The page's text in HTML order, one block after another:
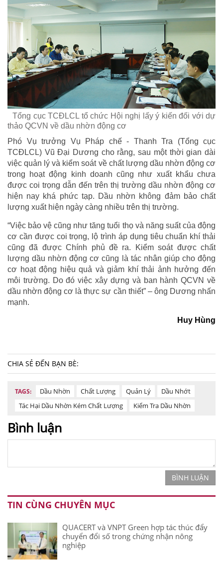
Tổng cục TCĐLCL tổ chức Hội nghị lấy ý kiến đối với dự
thảo QCVN về dầu nhờn động cơ
Phó Vụ trưởng Vụ Pháp chế - Thanh Tra (Tổng cục
TCĐLCL) Vũ Đại Dương cho rằng, sau một thời gian dài
việc quản lý và kiểm soát về chất lượng dầu nhờn động cơ
trong hoạt động kinh doanh cũng như xuất khẩu chưa
được coi trọng dẫn đến trên thị trường dầu nhờn động cơ
hiện nay khá phức tạp. Dầu nhờn không đảm bảo chất
lượng xuất hiện ngày càng nhiều trên thị trường.
“Việc bảo vệ cũng như tăng tuổi thọ và năng suất của động
cơ cần được coi trọng, lộ trình áp dụng tiêu chuẩn khí thải
cũng đã được Chính phủ đề ra. Kiểm soát được chất
lượng dầu nhờn động cơ cũng là tác nhân giúp cho động
cơ hoạt động hiệu quả và giảm khí thải ảnh hưởng đến
môi trường. Do đó việc xây dựng và ban hành QCVN về
dầu nhờn động cơ là thực sự cần thiết” – ông Dương nhấn
mạnh.
Huy Hùng
CHIA SẺ ĐẾN BẠN BÈ:
TAGS: Dầu Nhờn Chất Lượng Quản Lý
Dầu Nhớt
Tác Hại Dầu Nhờn Kém Chất Lượng
Kiểm Tra Dầu Nhờn
Bình luận
BÌNH LUẬN
TIN CÙNG CHUYÊN MỤC
QUACERT và VNPT Green hợp tác thúc đẩy
chuyển đổi số trong chứng nhận nông
nghiệp